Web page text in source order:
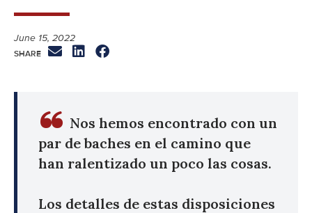
June 15, 2022
Nos hemos encontrado con un
par de baches en el camino que
han ralentizado un poco las cosas.
Los detalles de estas disposiciones